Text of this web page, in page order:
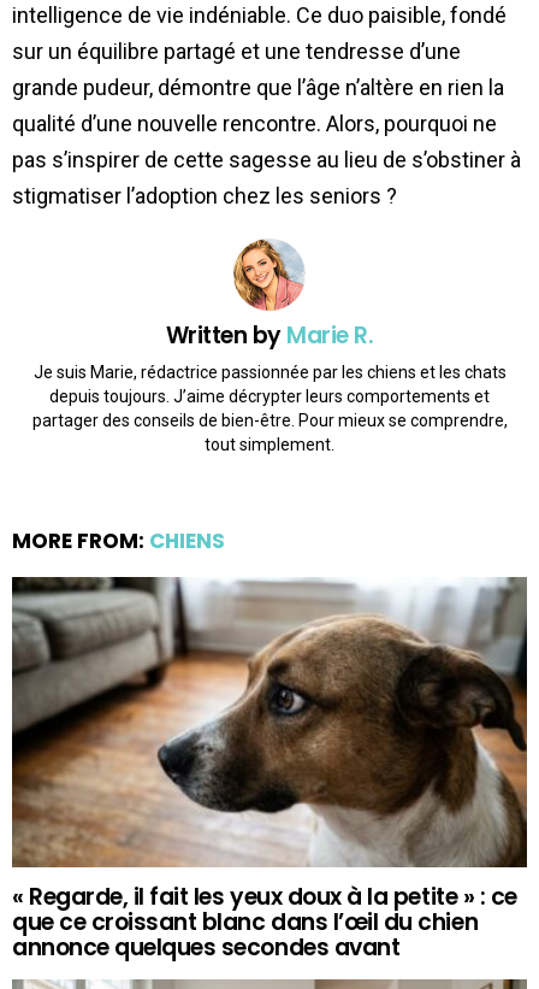
intelligence de vie indéniable. Ce duo paisible, fondé
sur un équilibre partagé et une tendresse d’une
grande pudeur, démontre que l’âge n’altère en rien la
qualité d’une nouvelle rencontre. Alors, pourquoi ne
pas s’inspirer de cette sagesse au lieu de s’obstiner à
stigmatiser l’adoption chez les seniors ?
Written byMarie R.
Je suis Marie, rédactrice passionnée par les chiens et les chats
depuis toujours. J’aime décrypter leurs comportements et
partager des conseils de bien-être. Pour mieux se comprendre,
tout simplement.
MORE FROM: CHIENS
« Regarde, il fait les yeux doux à la petite » : ce
que ce croissant blanc dans l’œil du chien
annonce quelques secondes avant